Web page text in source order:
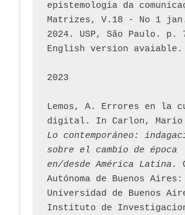
epistemologia da
Matrizes, V.18 - No 1
2024. USP, São Paulo. p.
English version avaiable.
2023
Lemos, A. Errores en la
Lo contemporáneo:
sobre el cambio de época
en/desde América Latina.
Autónoma de Buenos Aires:
Universidad de Buenos
Instituto de